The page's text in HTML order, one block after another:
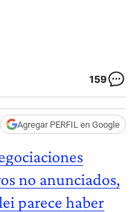
159
Agregar PERFIL en Google
no anunciados,
parece haber